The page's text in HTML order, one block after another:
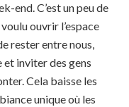
end. C’est un peu de
ouvrir l’espace
rester entre nous,
et inviter des gens
Cela baisse les
unique où les